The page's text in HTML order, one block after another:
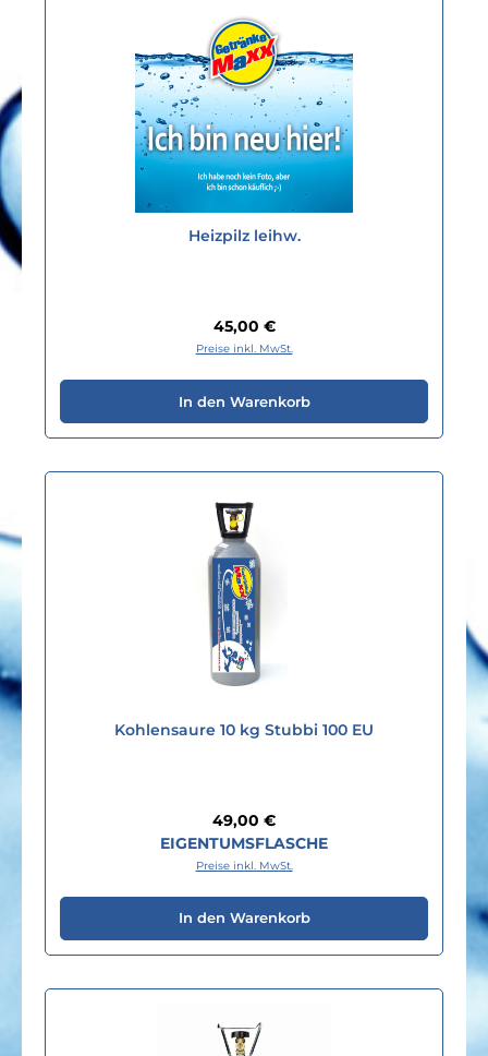
Heizpilz leihw.
Regulärer Preis:
45,00 €
Preise inkl. MwSt.
In den Warenkorb
Kohlensaure 10 kg Stubbi 100 EU
Regulärer Preis:
49,00 €
EIGENTUMSFLASCHE
Preise inkl. MwSt.
In den Warenkorb